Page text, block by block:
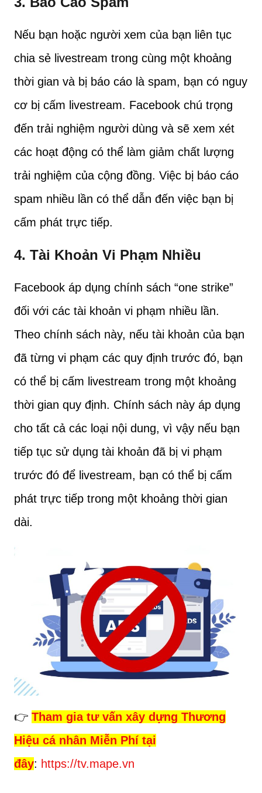
Nếu bạn hoặc người xem của bạn liên tục
chia sẻ livestream trong cùng một khoảng
thời gian và bị báo cáo là spam, bạn có nguy
cơ bị cấm livestream. Facebook chú trọng
đến trải nghiệm người dùng và sẽ xem xét
các hoạt động có thể làm giảm chất lượng
trải nghiệm của cộng đồng. Việc bị báo cáo
spam nhiều lần có thể dẫn đến việc bạn bị
cấm phát trực tiếp.
4. Tài Khoản Vi Phạm Nhiều
Facebook áp dụng chính sách “one strike”
đối với các tài khoản vi phạm nhiều lần.
Theo chính sách này, nếu tài khoản của bạn
đã từng vi phạm các quy định trước đó, bạn
có thể bị cấm livestream trong một khoảng
thời gian quy định. Chính sách này áp dụng
cho tất cả các loại nội dung, vì vậy nếu bạn
tiếp tục sử dụng tài khoản đã bị vi phạm
trước đó để livestream, bạn có thể bị cấm
phát trực tiếp trong một khoảng thời gian
dài.
👉 Tham gia tư vấn xây dựng Thương
Hiệu cá nhân Miễn Phí tại
đây: https://tv.mape.vn